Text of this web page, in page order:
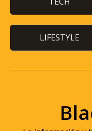
LIFESTYLE